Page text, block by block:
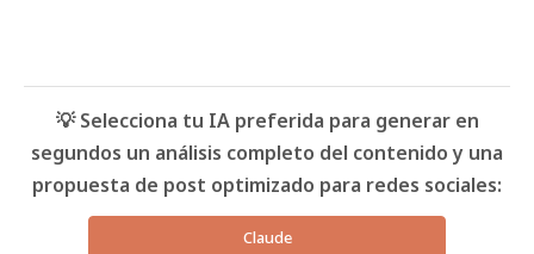
💡 Selecciona tu IA preferida para generar en
segundos un análisis completo del contenido y una
propuesta de post optimizado para redes sociales:
Claude